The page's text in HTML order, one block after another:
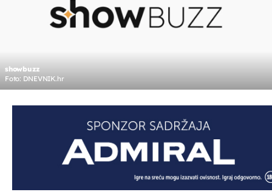
showbuzz
Foto: DNEVNIK.hr